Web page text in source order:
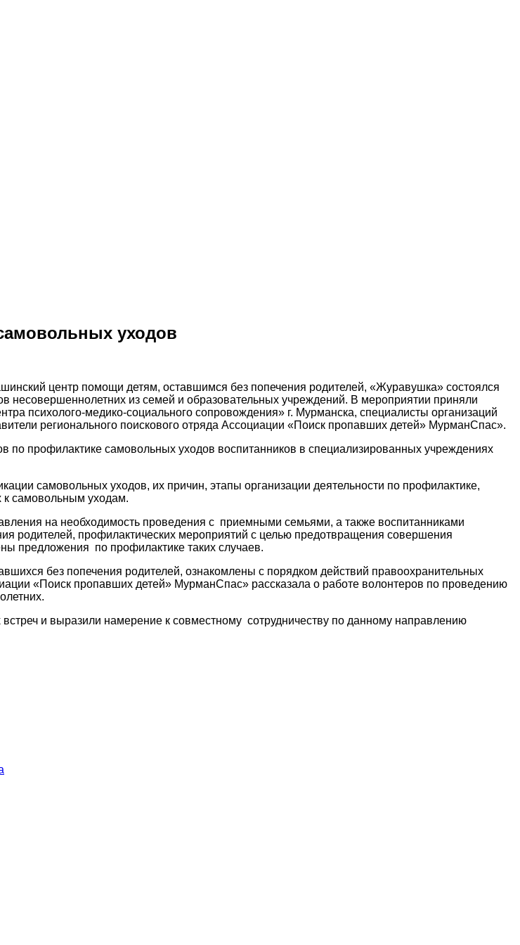
уходов
центр помощи детям, оставшимся без попечения родителей, «Журавушка» состоялся
из семей и образовательных учреждений. В мероприятии приняли
психолого-медико-социального сопровождения» г. Мурманска, специалисты организаций
регионального поискового отряда Ассоциации «Поиск пропавших детей» МурманСпас».
профилактике самовольных уходов воспитанников в специализированных учреждениях
самовольных уходов, их причин, этапы организации деятельности по профилактике,
к самовольным уходам.
на необходимость проведения с приемными семьями, а также воспитанниками
родителей, профилактических мероприятий с целью предотвращения совершения
предложения по профилактике таких случаев.
без попечения родителей, ознакомлены с порядком действий правоохранительных
«Поиск пропавших детей» МурманСпас» рассказала о работе волонтеров по проведению
и выразили намерение к совместному сотрудничеству по данному направлению